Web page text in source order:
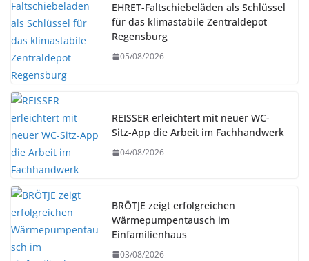
EHRET-Faltschiebeläden als Schlüssel
für das klimastabile Zentraldepot
Regensburg
05/08/2026
REISSER erleichtert mit neuer WC-
Sitz-App die Arbeit im Fachhandwerk
04/08/2026
BRÖTJE zeigt erfolgreichen
Wärmepumpentausch im
Einfamilienhaus
03/08/2026